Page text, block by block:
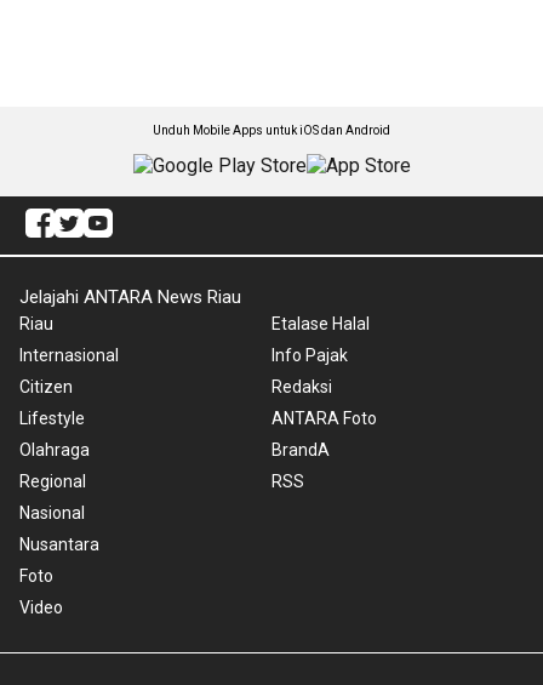
Unduh Mobile Apps untuk iOS dan Android
Jelajahi ANTARA News Riau
Riau
Internasional
Citizen
Lifestyle
Olahraga
Regional
Nasional
Nusantara
Foto
Video
Etalase Halal
Info Pajak
Redaksi
ANTARA Foto
BrandA
RSS